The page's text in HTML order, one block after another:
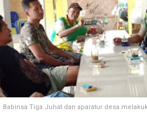
Babinsa Tiga Juhat dan aparatur desa